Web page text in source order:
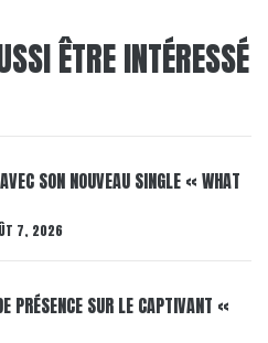
ÊTRE INTÉRESSÉ
SON NOUVEAU SINGLE « WHAT
7, 2026
PRÉSENCE SUR LE CAPTIVANT «